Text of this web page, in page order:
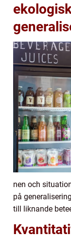
nen och
på
till liknande